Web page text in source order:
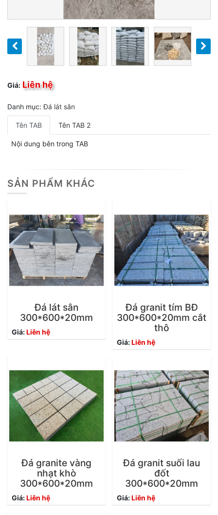
Giá: Liên hệ
Danh mục:Đá lát sân
Tên TAB Tên TAB 2
Nội dung bên trong TAB
SẢN PHẨM KHÁC
Đá lát sân
300*600*20mm
Giá:Liên hệ
Đá granit tím BĐ
300*600*20mm cắt
thô
Giá:Liên hệ
Đá granite vàng
nhạt khò
300*600*20mm
Giá:Liên hệ
Đá granit suối lau
đốt
300*600*20mm
Giá:Liên hệ